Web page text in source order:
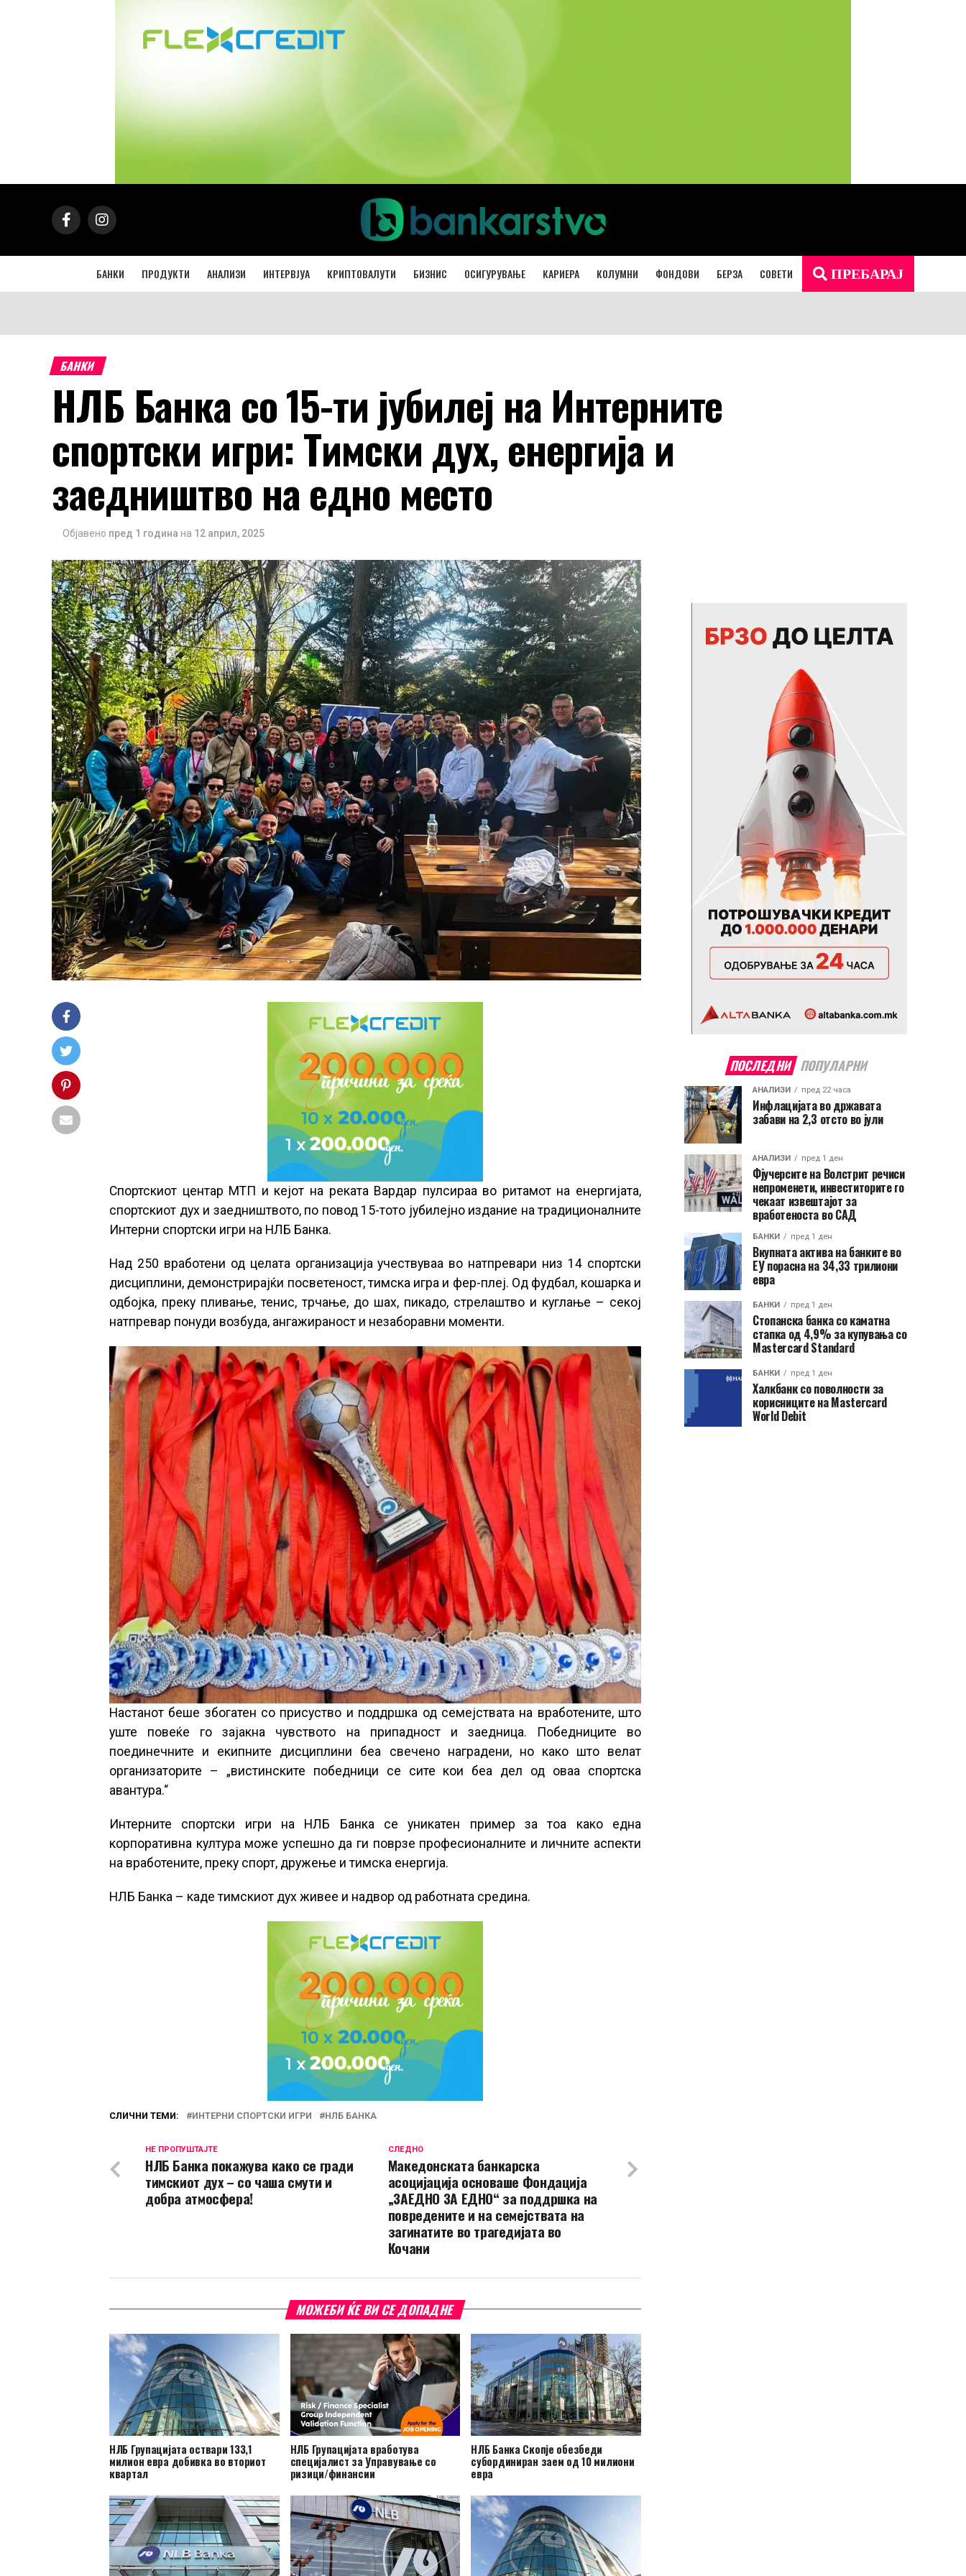
БАНКИ ПРОДУКТИ АНАЛИЗИ ИНТЕРВЈУА КРИПТОВАЛУТИ БИЗНИС ОСИГУРУВАЊЕ КАРИЕРА КОЛУМНИ ФОНДОВИ БЕРЗА СОВЕТИ ПРЕБАРАЈ
БАНКИ
НЛБ Банка со 15-ти јубилеј на Интерните
спортски игри: Тимски дух, енергија и
заедништво на едно место
Објавено пред 1 година на 12 април, 2025
Спортскиот центар МТП и кејот на реката Вардар пулсираа во ритамот на енергијата,
спортскиот дух и заедништвото, по повод 15-тото јубилејно издание на традиционалните
Интерни спортски игри на НЛБ Банка.
Над 250 вработени од целата организација учествуваа во натпревари низ 14 спортски
дисциплини, демонстрирајќи посветеност, тимска игра и фер-плеј. Од фудбал, кошарка и
одбојка, преку пливање, тенис, трчање, до шах, пикадо, стрелаштво и куглање – секој
натпревар понуди возбуда, ангажираност и незаборавни моменти.
Настанот беше збогатен со присуство и поддршка од семејствата на вработените, што
уште повеќе го зајакна чувството на припадност и заедница. Победниците во
поединечните и екипните дисциплини беа свечено наградени, но како што велат
организаторите – „вистинските победници се сите кои беа дел од оваа спортска
авантура.“
Интерните спортски игри на НЛБ Банка се уникатен пример за тоа како една
корпоративна култура може успешно да ги поврзе професионалните и личните аспекти
на вработените, преку спорт, дружење и тимска енергија.
НЛБ Банка – каде тимскиот дух живее и надвор од работната средина.
СЛИЧНИ ТЕМИ: ИНТЕРНИ СПОРТСКИ ИГРИ НЛБ БАНКА
СЛЕДНО
Македонската банкарска
асоцијација основаше Фондација
„ЗАЕДНО ЗА ЕДНО“ за поддршка на
повредените и на семејствата на
загинатите во трагедијата во
Кочани
НЕ ПРОПУШТАЈТЕ
НЛБ Банка покажува како се гради
тимскиот дух – со чаша смути и
добра атмосфера!
МОЖЕБИ ЌЕ ВИ СЕ ДОПАДНЕ
НЛБ Групацијата оствари 133,1
милион евра добивка во вториот
квартал
НЛБ Групацијата вработува
специјалист за Управување со
ризици/финансии
НЛБ Банка Скопје обезбеди
субординиран заем од 10 милиони
евра
ПОСЛЕДНИ ПОПУЛАРНИ
АНАЛИЗИ пред 22 часа
Инфлацијата во државата
забави на 2,3 отсто во јули
АНАЛИЗИ пред 1 ден
Фјучерсите на Волстрит речиси
непроменети, инвеститорите го
чекаат извештајот за
вработеноста во САД
БАНКИ пред 1 ден
Вкупната актива на банките во
ЕУ порасна на 34,33 трилиони
евра
БАНКИ пред 1 ден
Стопанска банка со каматна
стапка од 4,9% за купувања со
Mastercard Standard
БАНКИ пред 1 ден
Халкбанк со поволности за
корисниците на Mastercard
World Debit